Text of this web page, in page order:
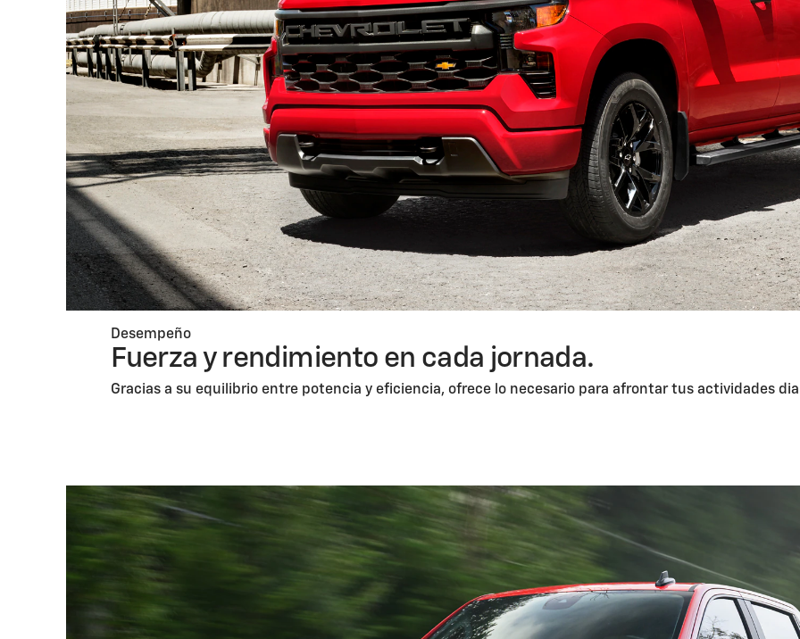
Desempeño
Fuerza y rendimiento en cada jornada.
Gracias a su equilibrio entre potencia y eficiencia, ofrece lo necesario para afrontar tus actividades